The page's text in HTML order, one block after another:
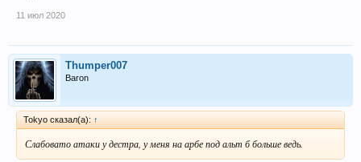
11 июл 2020
Thumper007
Baron
Tokyo сказал(а): ↑
Слабовато атаки у дестра, у меня на арбе под альт б больше ведь.